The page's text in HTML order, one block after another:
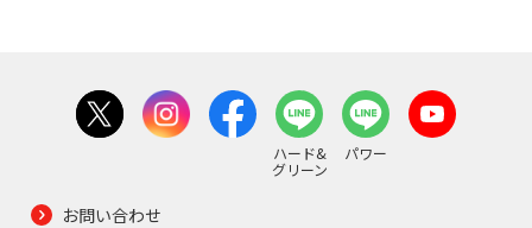
ハード&
グリーン
パワー
お問い合わせ